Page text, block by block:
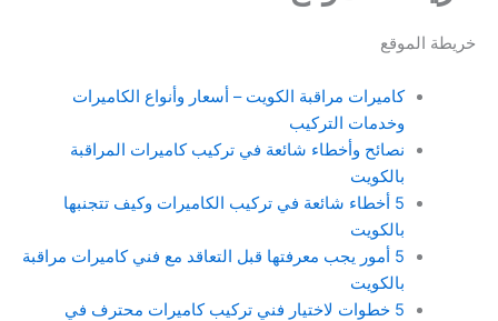
خريطة الموقع
كاميرات مراقبة الكويت – أسعار وأنواع الكاميرات
وخدمات التركيب
نصائح وأخطاء شائعة في تركيب كاميرات المراقبة
بالكويت
5 أخطاء شائعة في تركيب الكاميرات وكيف تتجنبها
بالكويت
5 أمور يجب معرفتها قبل التعاقد مع فني كاميرات مراقبة
بالكويت
5 خطوات لاختيار فني تركيب كاميرات محترف في